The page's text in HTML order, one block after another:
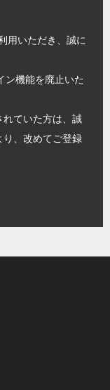
用いただき、誠に
機能を廃止いた
れていた方は、誠
、改めてご登録